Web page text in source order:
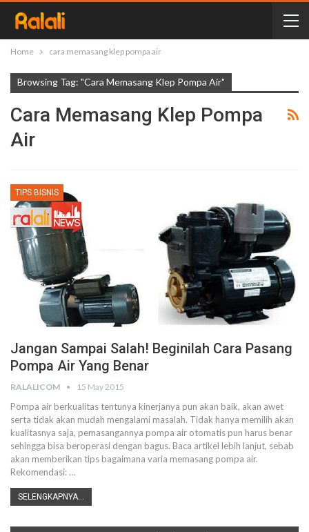
Home cara memasang klep pompa air
Browsing Tag: "cara Memasang Klep Pompa Air"
Cara Memasang Klep Pompa
Air
TIPS BISNIS
Jangan Sampai Salah! Beginilah Cara Pasang
Pompa Air Yang Benar
RALALICOM 15 May 2015
Pompa air berkualitas tentunya kinerjanya pun akan baik, akan awet
serta tidak akan mudah mengalami masalah. Tidak hanya memilih akan
kualitasnya saja, pemasangannya pompa air otomatis pun harus benar
sehingga bisa beroperasi dengan bagus. Baca artikel lebih lanjut, sebab
akan memberikan tips bagaimana varia memasang pompa air.
Rekomendasi: …
SELENGKAPNYA...